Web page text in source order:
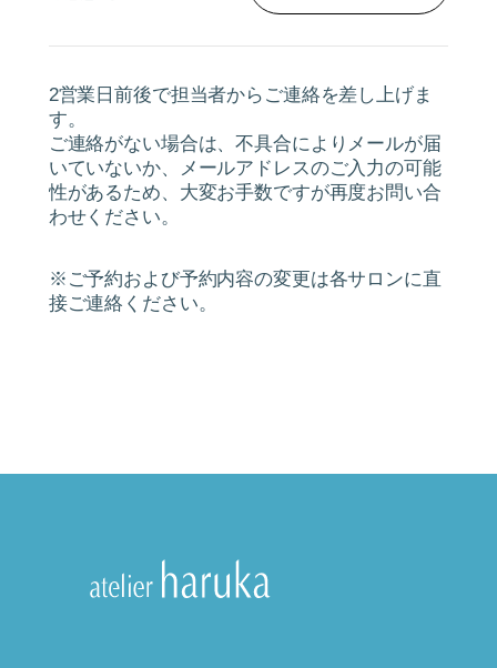
2営業日前後で担当者からご連絡を差し上げま
す。
ご連絡がない場合は、不具合によりメールが届
いていないか、メールアドレスのご入力の可能
性があるため、大変お手数ですが再度お問い合
わせください。
※ご予約および予約内容の変更は各サロンに直
接ご連絡ください。